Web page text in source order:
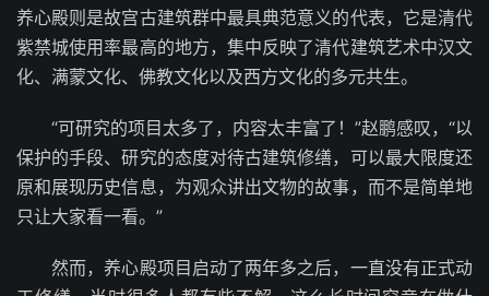
养心殿则是故宫古建筑群中最具典范意义的代表，它是清代
紫禁城使用率最高的地方，集中反映了清代建筑艺术中汉文
化、满蒙文化、佛教文化以及西方文化的多元共生。
“可研究的项目太多了，内容太丰富了！”赵鹏感叹，“以
保护的手段、研究的态度对待古建筑修缮，可以最大限度还
原和展现历史信息，为观众讲出文物的故事，而不是简单地
只让大家看一看。”
然而，养心殿项目启动了两年多之后，一直没有正式动